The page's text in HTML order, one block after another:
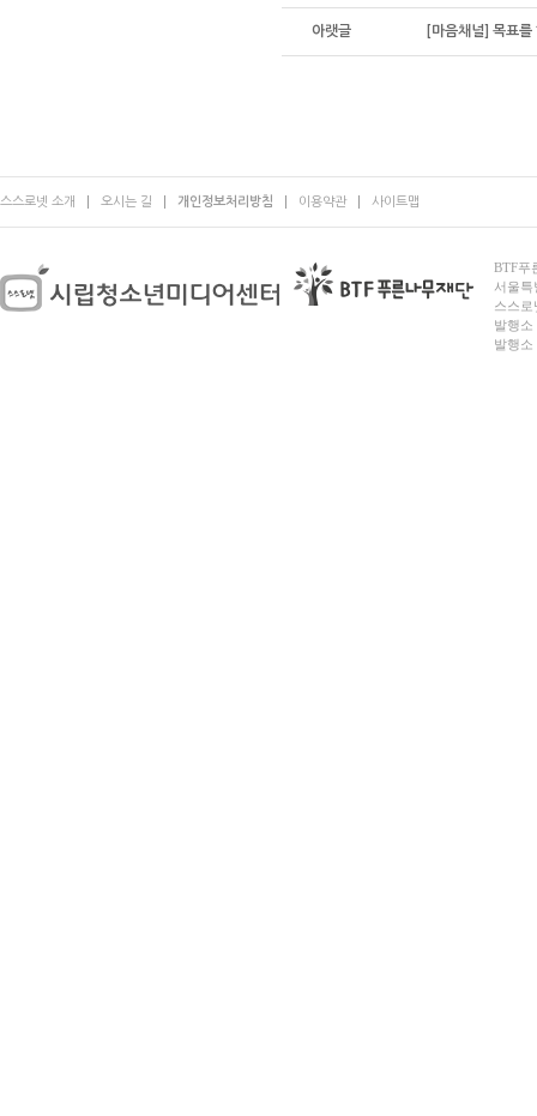
아랫글 [마음채널] 목표를
스스로넷 소개 오시는 길 개인정보처리방침 이용약관 사이트맵
BTF푸
서울
스스로
발행소
발행소